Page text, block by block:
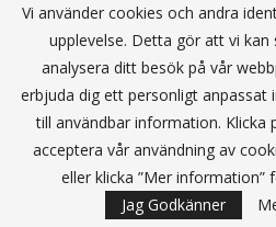
Vi använder cookies och andra
upplevelse. Detta gör att vi
analysera ditt besök på vår
erbjuda dig ett personligt anpassat
till användbar information. Klicka
acceptera vår användning av
eller klicka ”Mer information”
Jag Godkänner